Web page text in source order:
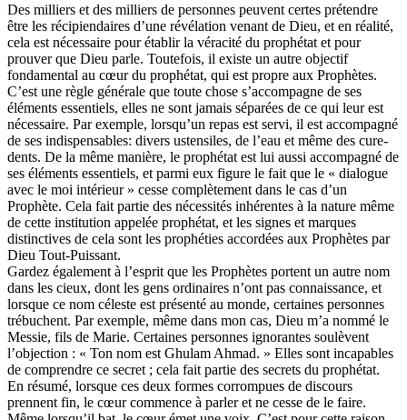
Des milliers et des milliers de personnes peuvent certes prétendre
être les récipiendaires d’une révélation venant de Dieu, et en réalité,
cela est nécessaire pour établir la véracité du prophétat et pour
prouver que Dieu parle. Toutefois, il existe un autre objectif
fondamental au cœur du prophétat, qui est propre aux Prophètes.
C’est une règle générale que toute chose s’accompagne de ses
éléments essentiels, elles ne sont jamais séparées de ce qui leur est
nécessaire. Par exemple, lorsqu’un repas est servi, il est accompagné
de ses indispensables: divers ustensiles, de l’eau et même des cure-
dents. De la même manière, le prophétat est lui aussi accompagné de
ses éléments essentiels, et parmi eux figure le fait que le « dialogue
avec le moi intérieur » cesse complètement dans le cas d’un
Prophète. Cela fait partie des nécessités inhérentes à la nature même
de cette institution appelée prophétat, et les signes et marques
distinctives de cela sont les prophéties accordées aux Prophètes par
Dieu Tout-Puissant.
Gardez également à l’esprit que les Prophètes portent un autre nom
dans les cieux, dont les gens ordinaires n’ont pas connaissance, et
lorsque ce nom céleste est présenté au monde, certaines personnes
trébuchent. Par exemple, même dans mon cas, Dieu m’a nommé le
Messie, fils de Marie. Certaines personnes ignorantes soulèvent
l’objection : « Ton nom est Ghulam Ahmad. » Elles sont incapables
de comprendre ce secret ; cela fait partie des secrets du prophétat.
En résumé, lorsque ces deux formes corrompues de discours
prennent fin, le cœur commence à parler et ne cesse de le faire.